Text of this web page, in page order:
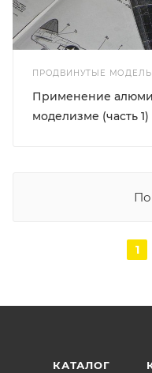
ПРОДВИНУТЫЕ
Применение
моделизме (часть 1)
1
КАТАЛОГ